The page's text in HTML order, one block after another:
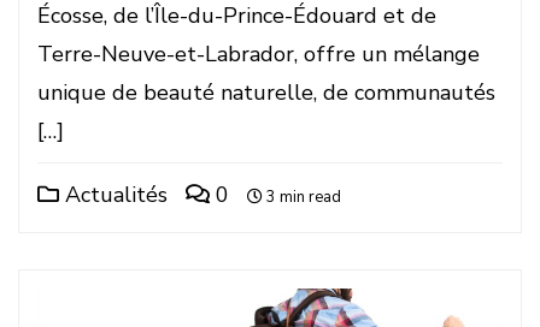
Écosse, de l’Île-du-Prince-Édouard et de
Terre-Neuve-et-Labrador, offre un mélange
unique de beauté naturelle, de communautés
[…]
Actualités 0 3 min read